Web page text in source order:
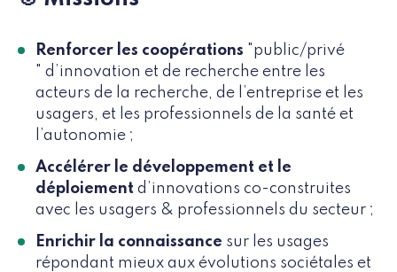
Renforcer les coopérations "public/privé
" d’innovation et de recherche entre les
acteurs de la recherche, de l’entreprise et les
usagers, et les professionnels de la santé et
l’autonomie ;
Accélérer le développement et le
déploiement d’innovations co-construites
avec les usagers & professionnels du secteur ;
Enrichir la connaissance sur les usages
répondant mieux aux évolutions sociétales et